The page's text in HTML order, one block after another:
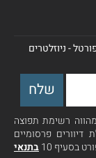
- ניוזלטרים
רשימת תפוצה
פרסומיים
בסעיף 10
בתנאי